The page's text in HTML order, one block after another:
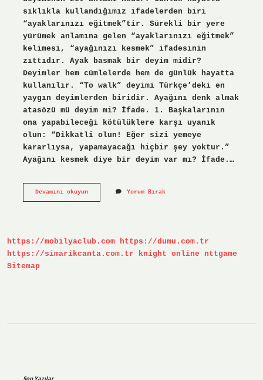
sıklıkla kullandığımız ifadelerden biri
“ayaklarınızı eğitmek”tir. Sürekli bir yere
yürümek anlamına gelen “ayaklarınızı eğitmek”
kelimesi, “ayağınızı kesmek” ifadesinin
zıttıdır. Ayak basmak bir deyim midir?
Deyimler hem cümlelerde hem de günlük hayatta
kullanılır. “To walk” deyimi Türkçe’deki en
yaygın deyimlerden biridir. Ayağını denk almak
atasözü mü deyim mi? İfade. 1. Başkalarının
ona yapabileceği kötülüklere karşı uyanık
olun: “Dikkatli olun! Eğer sizi yemeye
kararlıysa, yapamayacağı hiçbir şey yoktur.”
Ayağını kesmek diye bir deyim var mı? İfade.…
Devamını okuyunAyağını
Yorum Bırak
https://mobilyaclub.com https://dumu.com.tr
https://simarikcanta.com.tr
knight online
nttgame
Sitemap